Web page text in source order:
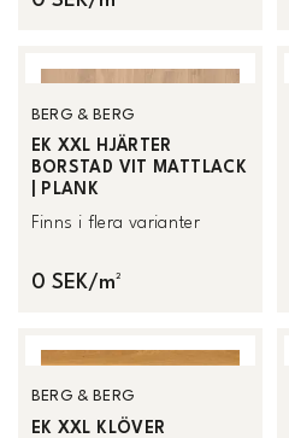
BERG & BERG
EK XXL HJÄRTER
BORSTAD VIT MATTLACK
| PLANK
Finns i flera varianter
0 SEK/m²
BERG & BERG
EK XXL KLÖVER